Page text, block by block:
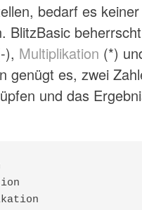
bedarf es
BlitzBasic
), Multiplikation (*)
genügt es, zwei
und das